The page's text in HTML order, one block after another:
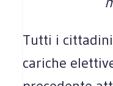
Tutti i
cariche